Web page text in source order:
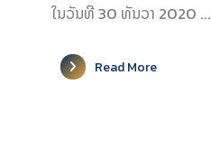
ໃນ​ວັນ​ທີ 30 ທັນ​ວາ 2020 ...
Read More